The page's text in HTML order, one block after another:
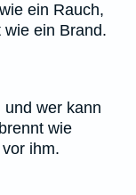
ein Rauch,
ein Brand.
wer kann
wie
ihm.